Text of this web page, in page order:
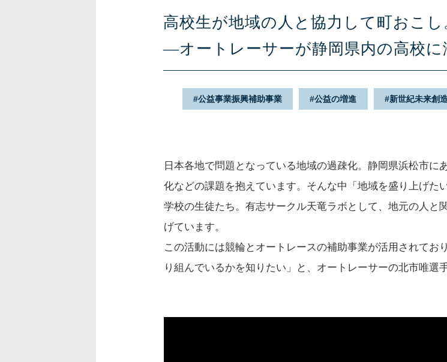
高校生が地域の人と協力して町おこし
―オートレーサーが静岡県内の高校
公益事業振興補助事業 公益の増進 新世紀未来創
日本各地で問題となっている地域の過疎化。静岡県浜松市に
化などの課題を抱えています。そんな中「地域を盛り上げた
学校の生徒たち。有志サークル天竜ラボとして、地元の人と
げています。
この活動には競輪とオートレースの補助事業が活用されてお
り組んでいるかを知りたい」と、オートレーサーの北市唯選